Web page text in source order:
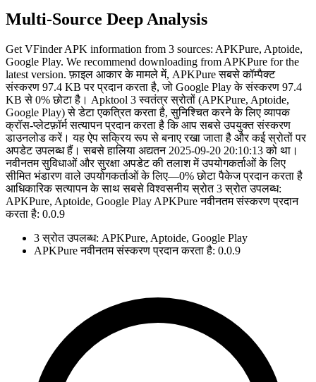
Multi-Source Deep Analysis
Get VFinder APK information from 3 sources: APKPure, Aptoide,
Google Play. We recommend downloading from APKPure for the
latest version. फ़ाइल आकार के मामले में, APKPure सबसे कॉम्पैक्ट
संस्करण 97.4 KB पर प्रदान करता है, जो Google Play के संस्करण 97.4
KB से 0% छोटा है। Apktool 3 स्वतंत्र स्रोतों (APKPure, Aptoide,
Google Play) से डेटा एकत्रित करता है, सुनिश्चित करने के लिए व्यापक
क्रॉस-प्लेटफ़ॉर्म सत्यापन प्रदान करता है कि आप सबसे उपयुक्त संस्करण
डाउनलोड करें। यह ऐप सक्रिय रूप से बनाए रखा जाता है और कई स्रोतों पर
अपडेट उपलब्ध हैं। सबसे हालिया अद्यतन 2025-09-20 20:10:13 को था।
नवीनतम सुविधाओं और सुरक्षा अपडेट की तलाश में उपयोगकर्ताओं के लिए
सीमित भंडारण वाले उपयोगकर्ताओं के लिए—0% छोटा पैकेज प्रदान करता है
आधिकारिक सत्यापन के साथ सबसे विश्वसनीय स्रोत 3 स्रोत उपलब्ध:
APKPure, Aptoide, Google Play APKPure नवीनतम संस्करण प्रदान
करता है: 0.0.9
3 स्रोत उपलब्ध: APKPure, Aptoide, Google Play
APKPure नवीनतम संस्करण प्रदान करता है: 0.0.9